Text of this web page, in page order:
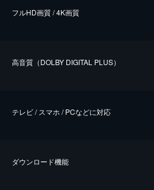
フルHD画質 / 4K画質
⾼⾳質（DOLBY DIGITAL PLUS）
テレビ / スマホ / PCなどに対応
ダウンロード機能